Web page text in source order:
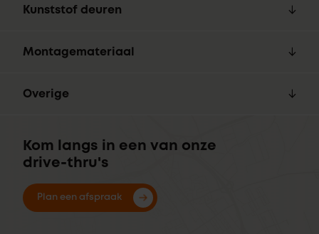
Kunststof deuren
Montagemateriaal
Overige
Kom langs in een van onze
drive-thru's
Plan een afspraak